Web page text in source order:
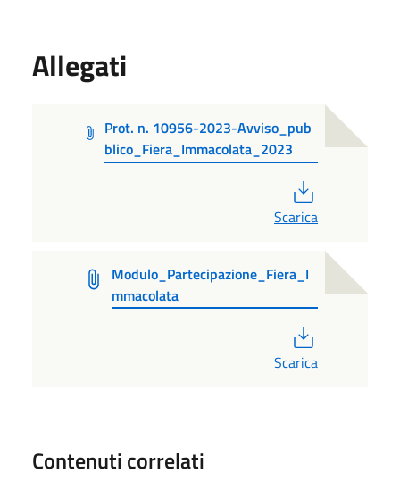
Allegati
Prot. n. 10956-2023-Avviso_pub
blico_Fiera_Immacolata_2023
Scarica
Modulo_Partecipazione_Fiera_I
mmacolata
Scarica
Contenuti correlati